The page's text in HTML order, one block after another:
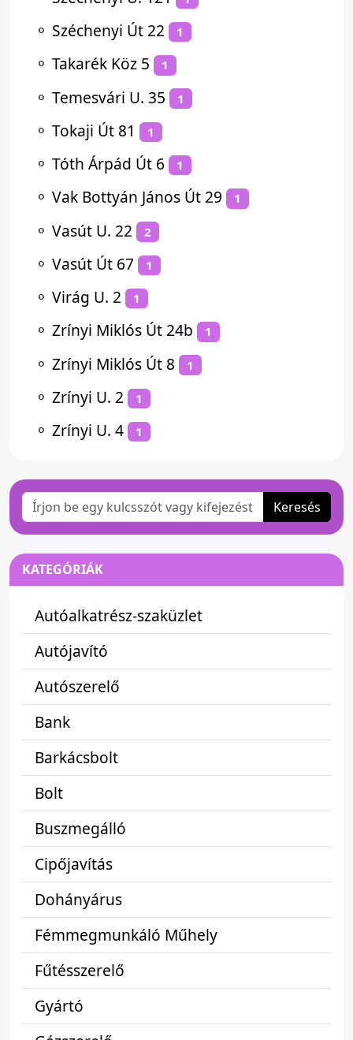
⚬ Széchenyi Út 22 1
⚬ Takarék Köz 5 1
⚬ Temesvári U. 35 1
⚬ Tokaji Út 81 1
⚬ Tóth Árpád Út 6 1
⚬ Vak Bottyán János Út 29 1
⚬ Vasút U. 22 2
⚬ Vasút Út 67 1
⚬ Virág U. 2 1
⚬ Zrínyi Miklós Út 24b 1
⚬ Zrínyi Miklós Út 8 1
⚬ Zrínyi U. 2 1
⚬ Zrínyi U. 4 1
Keresés
KATEGÓRIÁK
Autóalkatrész-szaküzlet
Autójavító
Autószerelő
Bank
Barkácsbolt
Bolt
Buszmegálló
Cipőjavítás
Dohányárus
Fémmegmunkáló Műhely
Fűtésszerelő
Gyártó